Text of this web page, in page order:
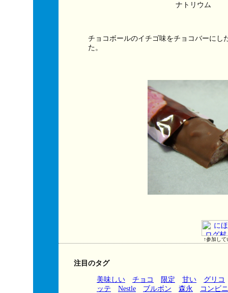
ナトリウム　　
チョコボールのイチゴ味をチョコバーにし
た。
↑参加して
注目のタグ
美味しい チョコ 限定 甘い
グリコ
ッテ
Nestle ブルボン 森永 コンビニ